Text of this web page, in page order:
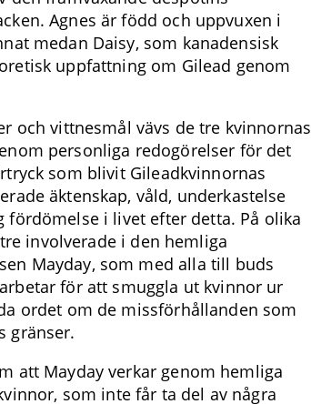
Agnes är född och uppvuxen i
medan Daisy, som kanadensisk
uppfattning om Gilead genom
och vittnesmål vävs de tre kvinnornas
personliga redogörelser för det
som blivit Gileadkvinnornas
äktenskap, våld, underkastelse
fördömelse i livet efter detta. På olika
involverade i den hemliga
Mayday, som med alla till buds
för att smuggla ut kvinnor ur
ordet om de missförhållanden som
gränser.
att Mayday verkar genom hemliga
som inte får ta del av några